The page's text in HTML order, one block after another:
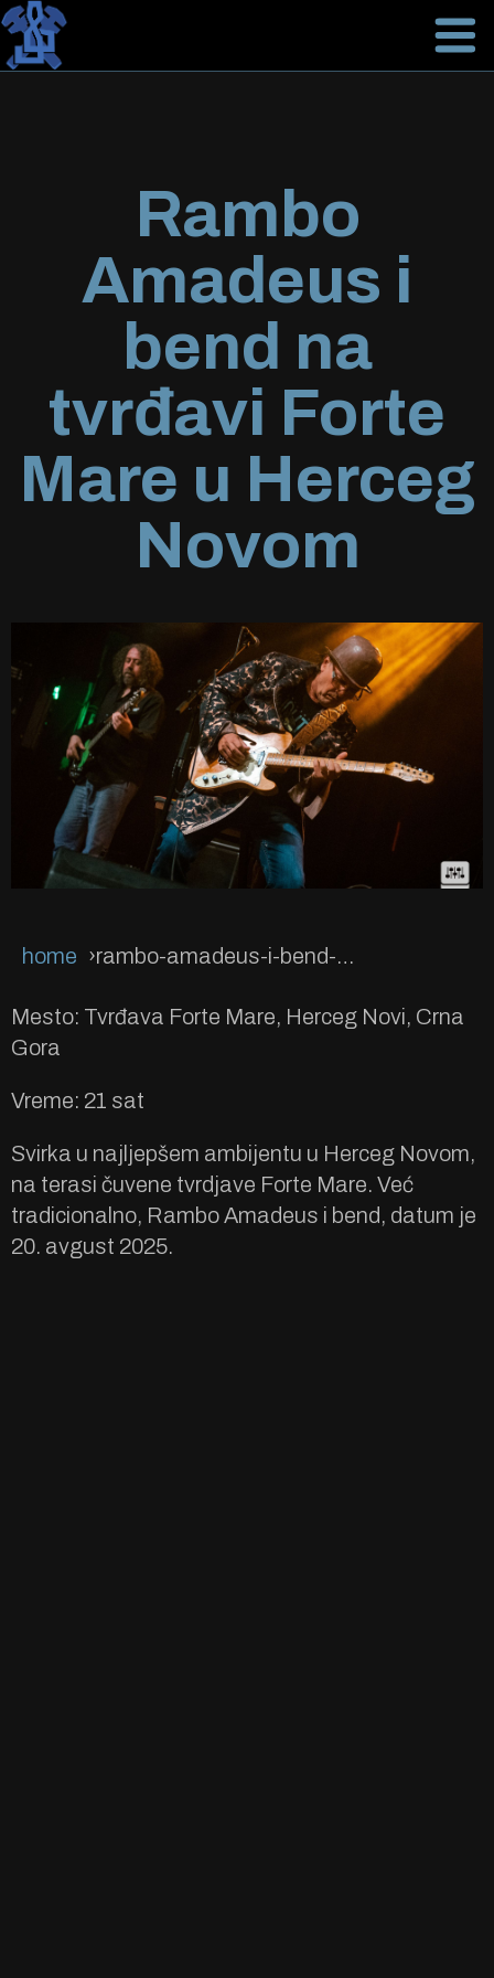
Rambo
Amadeus i
bend na
tvrđavi Forte
Mare u Herceg
Novom
home rambo-amadeus-i-bend-na-tvravi-forte-mare-u-herceg-novom
Mesto: Tvrđava Forte Mare, Herceg Novi, Crna
Gora
Vreme: 21 sat
Svirka u najljepšem ambijentu u Herceg Novom,
na terasi čuvene tvrdjave Forte Mare. Već
tradicionalno, Rambo Amadeus i bend, datum je
20. avgust 2025.